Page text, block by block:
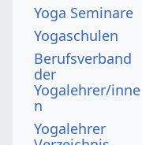
Yoga Seminare
Yogaschulen
Berufsverband
der
Yogalehrer/inne
n
Yogalehrer